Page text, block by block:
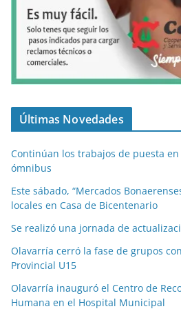
Últimas Novedades
Continúan los trabajos de puesta
ómnibus
Este sábado, “Mercados
locales en Casa de Bicentenario
Se realizó una jornada de
Olavarría cerró la fase de grupos
Provincial U15
Olavarría inauguró el Centro de
Humana en el Hospital Municipal